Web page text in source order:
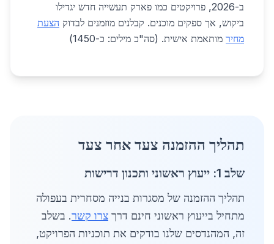
ב-2026, פרויקטים כמו פארק תעשייה חדש יגדילו
ביקוש, אך ספקים מוכנים. קבלנים מוזמנים לבדוק הצעת
מחיר מותאמת אישית. (סה"כ מילים: כ-1450)
תהליך ההזמנה צעד אחר צעד
שלב 1: ייעוץ ראשוני ותכנון דרישות
תהליך ההזמנה של מסגרות בנייה מסחרית בעפולה
מתחיל בייעוץ ראשוני חינם דרך צרו קשר. בשלב
זה, המהנדסים שלנו בודקים את תוכניות הפרויקט,